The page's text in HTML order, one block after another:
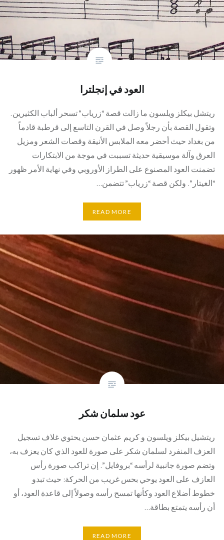
العود في إنجلترا
ريتشل بيكلز ويلسون ما زالت قصة “زرياب” تسحر ألباب الكثيرين.
وتقول القصة بأن رجلاً وصل في القرن التاسع إلى قرطبة قادماً
من بغداد حيث أحضر معه الملابس الأنيقة وقصات الشعر ومزيل
العرق وآلة موسيقية حديثة تسببت في موجة من الابتكارات
تضمنت العود المصنوع على الطراز الأوروبي وفي نهاية الأمر ظهور
“الغيتار”. ولكن قصة “زرياب” تتضمن…
READ MORE
عود سلمان شكر
ريتشيل بيكلز ويلسون و كريم عثمان حسن يحتوي غلاف تسجيل
العزف المنفرد لسلمان شكر على صورة للعود الذي كان يعزف به،
وتضم صورة جانبية لرأسه “بروفايل”. إن تراكب صورة رأس
العازف على العود يوحي بحس غريب من الحركة: حيث تبدو
خطوط أضلاع العود وكأنها تمسح رأسه وصولاً إلى قاعدة العود، أو
أن رأسه يتمتع بطاقة…
READ MORE